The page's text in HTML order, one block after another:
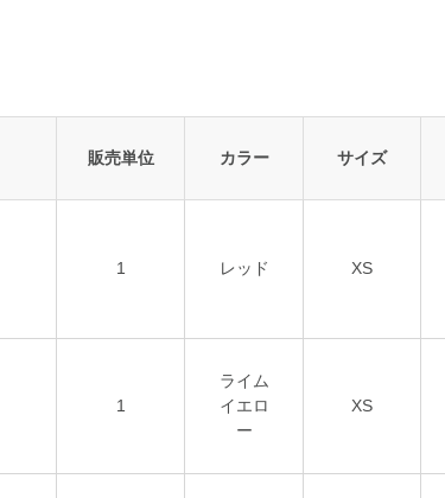
販売単位 カラー サイズ
1 レッド XS
1
ライム
イエロ
ー
XS